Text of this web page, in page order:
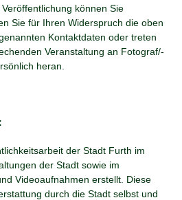
können Sie
Sie für Ihren Widerspruch die oben
Kontaktdaten oder treten
Veranstaltung an Fotograf/-
heran.
der Stadt Furth im
der Stadt sowie im
Videoaufnahmen erstellt. Diese
durch die Stadt selbst und